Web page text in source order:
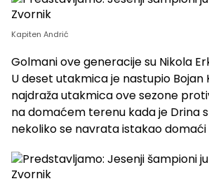
Kapiten Andrić
Golmani ove generacije su Nikola
U deset utakmica je nastupio Bojan
najdraža utakmica ove sezone
na domaćem terenu kada je Drina
nekoliko se navrata istakao